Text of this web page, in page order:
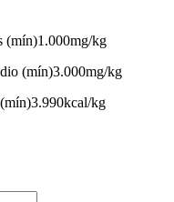
(mín)1.000mg/kg
(mín)3.000mg/kg
kg